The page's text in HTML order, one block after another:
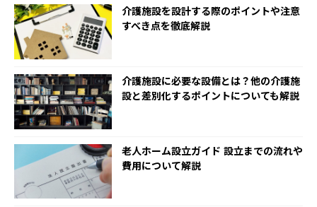
介護施設を設計する際のポイントや注意
すべき点を徹底解説
介護施設に必要な設備とは？他の介護施
設と差別化するポイントについても解説
老人ホーム設立ガイド 設立までの流れや
費用について解説